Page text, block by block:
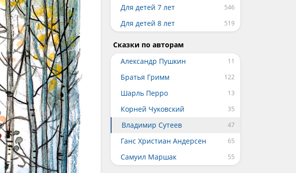
Для детей 7 лет
Для детей 8 лет
Сказки по авторам
Александр Пушкин
Братья Гримм
Шарль Перро
Корней Чуковский
Владимир Сутеев
Ганс Христиан Андерсен
Самуил Маршак